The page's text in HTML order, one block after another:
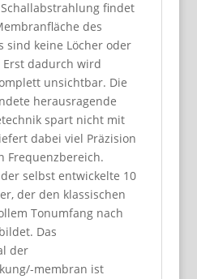
findet
des
sind keine Löcher oder
dadurch wird
unsichtbar. Die
herausragende
spart nicht mit
dabei viel Präzision
Frequenzbereich.
selbst entwickelte 10
der den klassischen
Tonumfang nach
Das
der
membran ist